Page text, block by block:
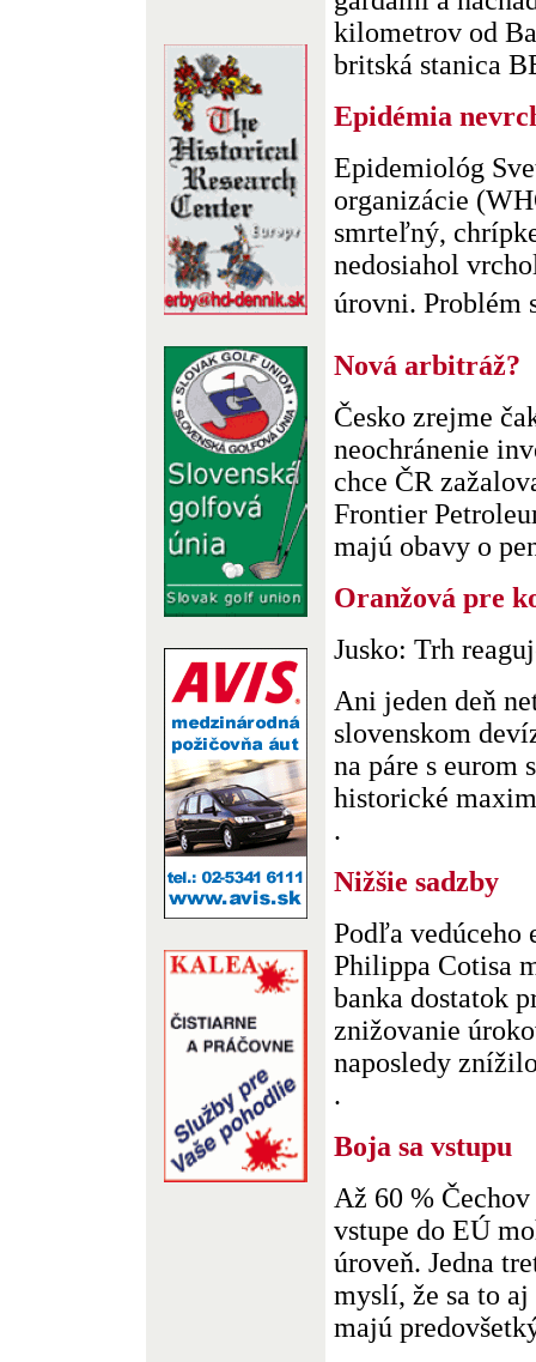
kilometrov od
britská stanica
Epidémia
Epidemiológ
organizácie
smrteľný,
nedosiahol
úrovni. Problém
Nová arbitráž?
Česko zrejme
neochránenie
chce ČR
Frontier
majú obavy o
Oranžová pre
Jusko: Trh
Ani jeden deň
slovenskom
na páre s eurom
historické
.
Nižšie sadzby
Podľa vedúceho
Philippa Cotisa
banka dostatok
znižovanie
naposledy
.
Boja sa vstupu
Až 60 % Čechov
vstupe do EÚ
úroveň. Jedna
myslí, že sa to aj
majú